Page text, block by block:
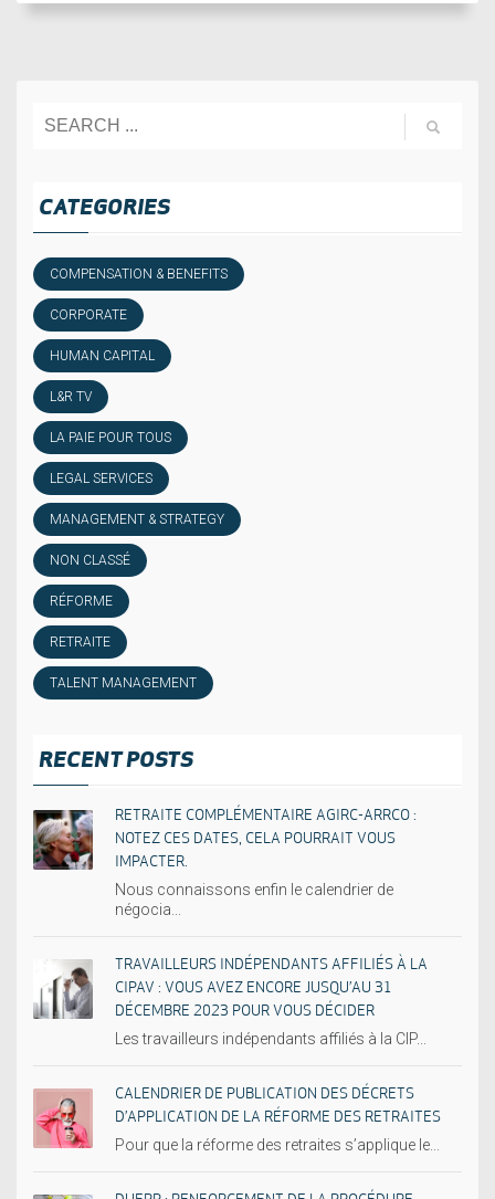
CATEGORIES
COMPENSATION & BENEFITS
CORPORATE
HUMAN CAPITAL
L&R TV
LA PAIE POUR TOUS
LEGAL SERVICES
MANAGEMENT & STRATEGY
NON CLASSÉ
RÉFORME
RETRAITE
TALENT MANAGEMENT
RECENT POSTS
RETRAITE COMPLÉMENTAIRE AGIRC-ARRCO :
NOTEZ CES DATES, CELA POURRAIT VOUS
IMPACTER.
Nous connaissons enfin le calendrier de
négocia...
TRAVAILLEURS INDÉPENDANTS AFFILIÉS À LA
CIPAV : VOUS AVEZ ENCORE JUSQU’AU 31
DÉCEMBRE 2023 POUR VOUS DÉCIDER
Les travailleurs indépendants affiliés à la CIP...
CALENDRIER DE PUBLICATION DES DÉCRETS
D’APPLICATION DE LA RÉFORME DES RETRAITES
Pour que la réforme des retraites s’applique le...